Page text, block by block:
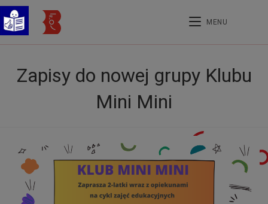
MENU
Zapisy do nowej grupy Klubu
Mini Mini